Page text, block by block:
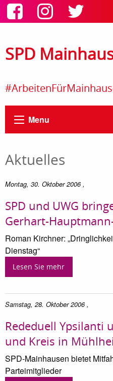
SPD
Menu
Aktuelles
Montag, 30. Oktober 2006 ,
SPD und UWG
Gerhart-
Roman Kirchner:
Dienstag“
Lesen Sie mehr
Samstag, 28. Oktober 2006 ,
Rededuell Ypsilanti
und Kreis in
SPD-Mainhausen bietet
Parteimitglieder